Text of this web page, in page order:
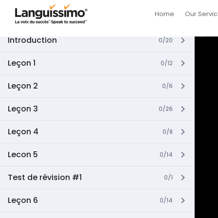
Home Our
Course Content
Introduction 0/20
Leçon 1 0/12
Leçon 2 0/6
Leçon 3 0/26
Leçon 4 0/8
Lecon 5 0/14
Test de révision #1 0/1
Leçon 6 0/14